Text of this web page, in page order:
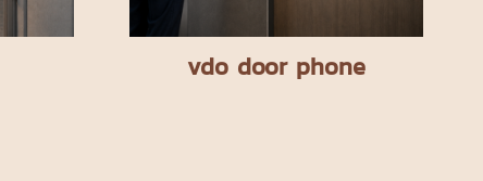
vdo door phone